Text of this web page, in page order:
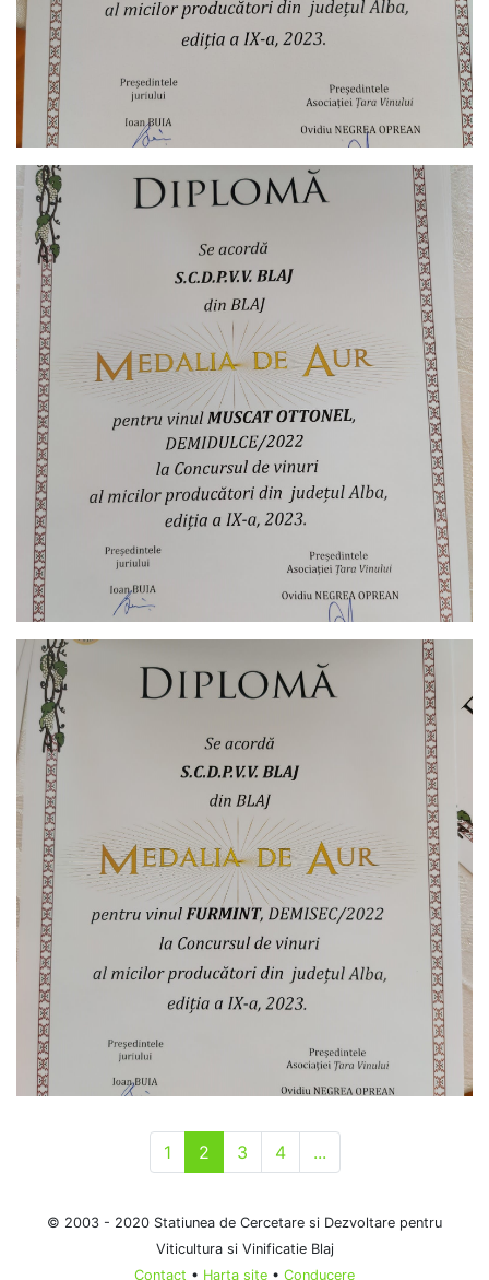
1 2 3 4 ...
© 2003 - 2020 Statiunea de Cercetare si Dezvoltare pentru
Viticultura si Vinificatie Blaj
Contact • Harta site • Conducere